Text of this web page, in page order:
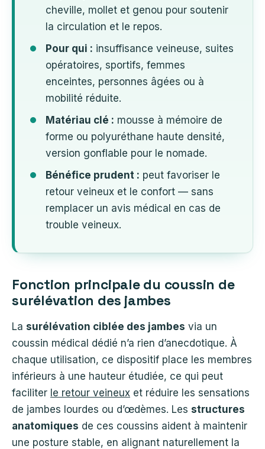
cheville, mollet et genou pour soutenir
la circulation et le repos.
Pour qui : insuffisance veineuse, suites
opératoires, sportifs, femmes
enceintes, personnes âgées ou à
mobilité réduite.
Matériau clé : mousse à mémoire de
forme ou polyuréthane haute densité,
version gonflable pour le nomade.
Bénéfice prudent : peut favoriser le
retour veineux et le confort — sans
remplacer un avis médical en cas de
trouble veineux.
Fonction principale du coussin de
surélévation des jambes
La surélévation ciblée des jambes via un
coussin médical dédié n’a rien d’anecdotique. À
chaque utilisation, ce dispositif place les membres
inférieurs à une hauteur étudiée, ce qui peut
faciliter le retour veineux et réduire les sensations
de jambes lourdes ou d’œdèmes. Les structures
anatomiques de ces coussins aident à maintenir
une posture stable, en alignant naturellement la